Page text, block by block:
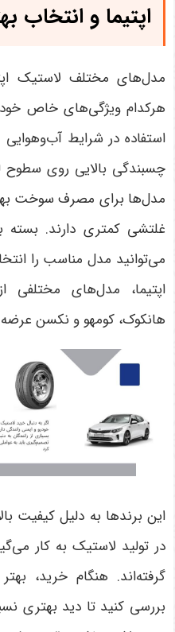
اپتیما و انتخاب
مدل‌های مختلف لاستیک
هرکدام ویژگی‌های خاص خود
استفاده در شرایط
چسبندگی بالایی روی سطوح
مدل‌ها برای مصرف سوخت
غلتشی کمتری دارند. بسته
می‌توانید مدل مناسب را
اپتیما، مدل‌های مختلفی
هانکوک، کومهو و نکسن
این برندها به دلیل کیفیت
در تولید لاستیک به کار
گرفته‌اند. هنگام خرید،
بررسی کنید تا دید بهتری